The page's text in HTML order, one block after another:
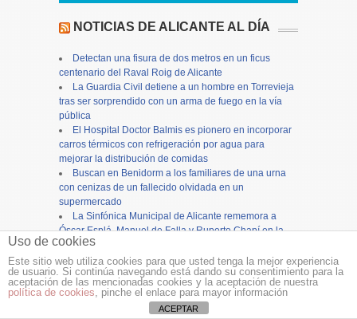
NOTICIAS DE ALICANTE AL DÍA
Detectan una fisura de dos metros en un ficus
centenario del Raval Roig de Alicante
La Guardia Civil detiene a un hombre en Torrevieja
tras ser sorprendido con un arma de fuego en la vía
pública
El Hospital Doctor Balmis es pionero en incorporar
carros térmicos con refrigeración por agua para
mejorar la distribución de comidas
Buscan en Benidorm a los familiares de una urna
con cenizas de un fallecido olvidada en un
supermercado
La Sinfónica Municipal de Alicante rememora a
Óscar Esplá, Manuel de Falla y Ruperto Chapí en la
114 edición de la Alborada en honor a la Virgen del
Remedio
Un vehículo arde en plena vía urbana de Novelda
sin causar heridos
27 nuevos postes de madera completan la
renovación de la señalética en la Sierra de Santa Pola
Uso de cookies
Este sitio web utiliza cookies para que usted tenga la mejor experiencia
de usuario. Si continúa navegando está dando su consentimiento para la
aceptación de las mencionadas cookies y la aceptación de nuestra
política de cookies, pinche el enlace para mayor información
ACEPTAR